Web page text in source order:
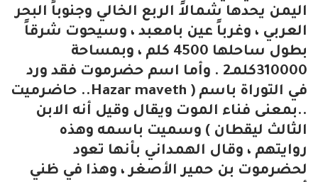
اليمن يحدها شمالاً الربع الخالي وجنوباً البحر
العربي ، وغرباً عين بامعبد ، وسيحوت شرقاً
بطول ساحلها 4500 كلم ، وبمساحة
310000كلمـ2 . وأما اسم حضرموت فقد ورد
في التوراة باسم ( Hazar maveth.. حاضرميت
..بمعنى فناء الموت ويقال وقيل أنه الابن
الثالث ليقطان ) وسميت باسمه وهذه
روايتهم ، وقال الهمداني بأنها تعود
لحضرموت بن حمير الأصغر ، وهذا في ظني